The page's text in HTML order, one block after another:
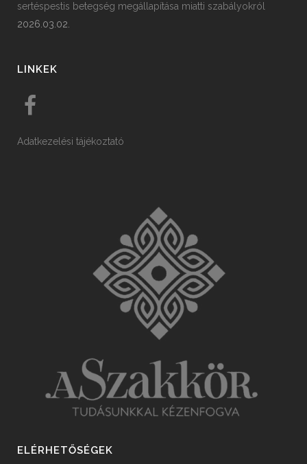
sertéspestis betegség megállapítása miatti szabályokról
2026.03.02.
LINKEK
Adatkezelési tájékoztató
ELÉRHETŐSÉGEK